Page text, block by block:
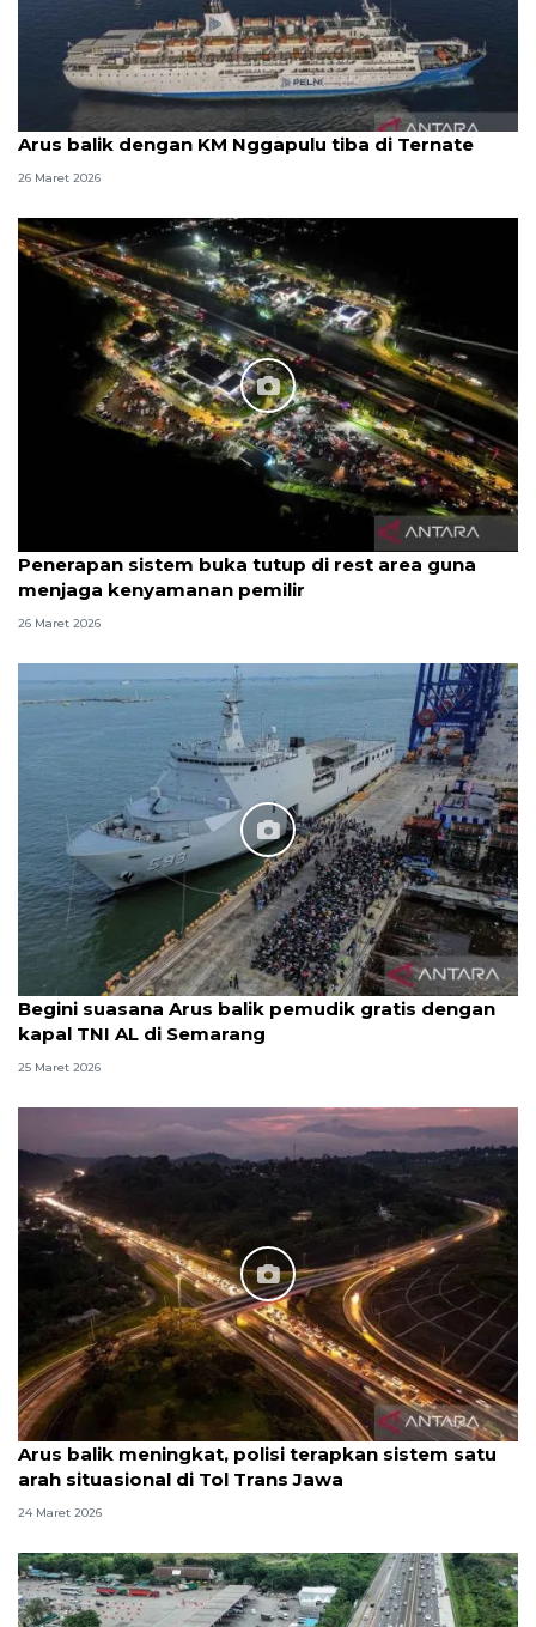
Arus balik dengan KM Nggapulu tiba di Ternate
26 Maret 2026
Penerapan sistem buka tutup di rest area guna
menjaga kenyamanan pemilir
26 Maret 2026
Begini suasana Arus balik pemudik gratis dengan
kapal TNI AL di Semarang
25 Maret 2026
Arus balik meningkat, polisi terapkan sistem satu
arah situasional di Tol Trans Jawa
24 Maret 2026